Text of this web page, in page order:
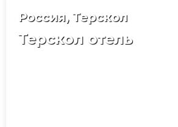
Россия, Терскол
Терскол отель